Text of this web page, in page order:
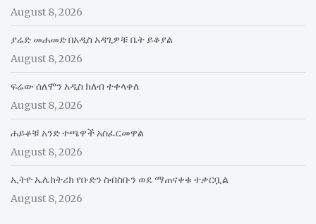
August 8, 2026
ያሬድ መሐመድ በአዲስ አዳጊዎቹ ቤት ይቆያል
August 8, 2026
ፍሬው ሰለሞን አዲስ ክለብ ተቀላቀለ
August 8, 2026
ሐይቆቹ አንድ ተጫዋች አስፈርመዋል
August 8, 2026
ኢትዮ ኤሌክትሪክ የቡድን ስብስቡን ወደ ማጠናቀቁ ተቃርቧል
August 8, 2026